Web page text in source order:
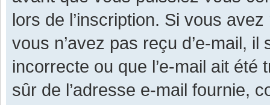
lors de l’inscription. Si vous
vous n’avez pas reçu d’e-mail,
incorrecte ou que l’e-mail ait
sûr de l’adresse e-mail fournie,